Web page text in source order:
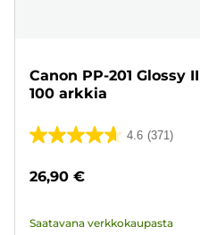
Canon PP-201 Glossy
100 arkkia
4.6 (371)
4.6/5
371
26,90 €
Saatavana verkkokaupasta